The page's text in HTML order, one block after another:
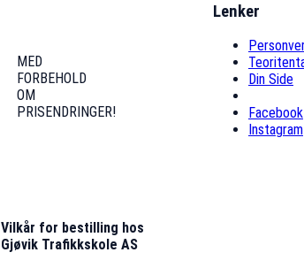
MED
FORBEHOLD
OM
PRISENDRINGER!
Vilkår for bestilling hos
Gjøvik Trafikkskole AS
Lenker
Din Side
Facebook
Instagram